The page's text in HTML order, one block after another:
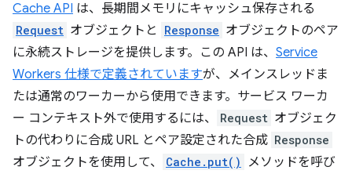
Cache API は、長期間メモリにキャッシュ保存される
Request オブジェクトと Response オブジェクトのペア
に永続ストレージを提供します。この API は、 Service
Workers 仕様で定義されていますが、メインスレッドま
たは通常のワーカーから使用できます。サービス ワーカ
ー コンテキスト外で使用するには、
Request オブジェク
トの代わりに合成 URL とペア設定された合成 Response
オブジェクトを使用して、 Cache.put()
メソッドを呼び